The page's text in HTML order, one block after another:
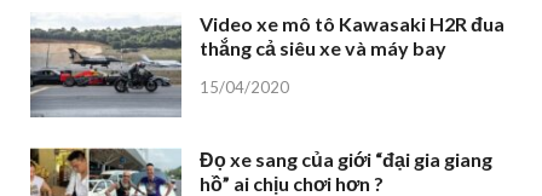
Video xe mô tô Kawasaki H2R đua
thắng cả siêu xe và máy bay
15/04/2020
Đọ xe sang của giới “đại gia giang
hồ” ai chịu chơi hơn ?